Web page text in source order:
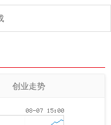
创业走势